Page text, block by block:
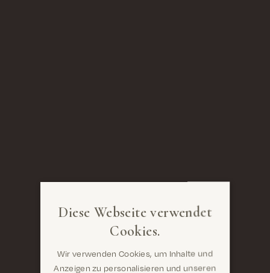
Diese Webseite verwendet
Cookies.
Wir verwenden Cookies, um Inhalte und
Anzeigen zu personalisieren und unseren